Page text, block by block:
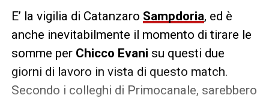
E’ la vigilia di Catanzaro Sampdoria, ed è
anche inevitabilmente il momento di tirare le
somme per Chicco Evani su questi due
giorni di lavoro in vista di questo match.
Secondo i colleghi di Primocanale, sarebbero